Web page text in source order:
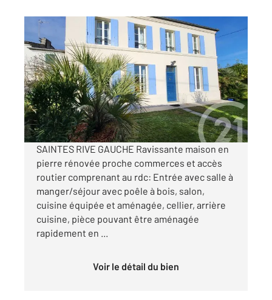
SAINTES 17
152 m
, 5 pièces
Ref : 5711
Maison à vendre
349 500 €
Visiter le site dédié
SAINTES RIVE GAUCHE Ravissante maison en
pierre rénovée proche commerces et accès
routier comprenant au rdc: Entrée avec salle à
manger/séjour avec poêle à bois, salon,
cuisine équipée et aménagée, cellier, arrière
cuisine, pièce pouvant être aménagée
rapidement en ...
Voir le détail du bien